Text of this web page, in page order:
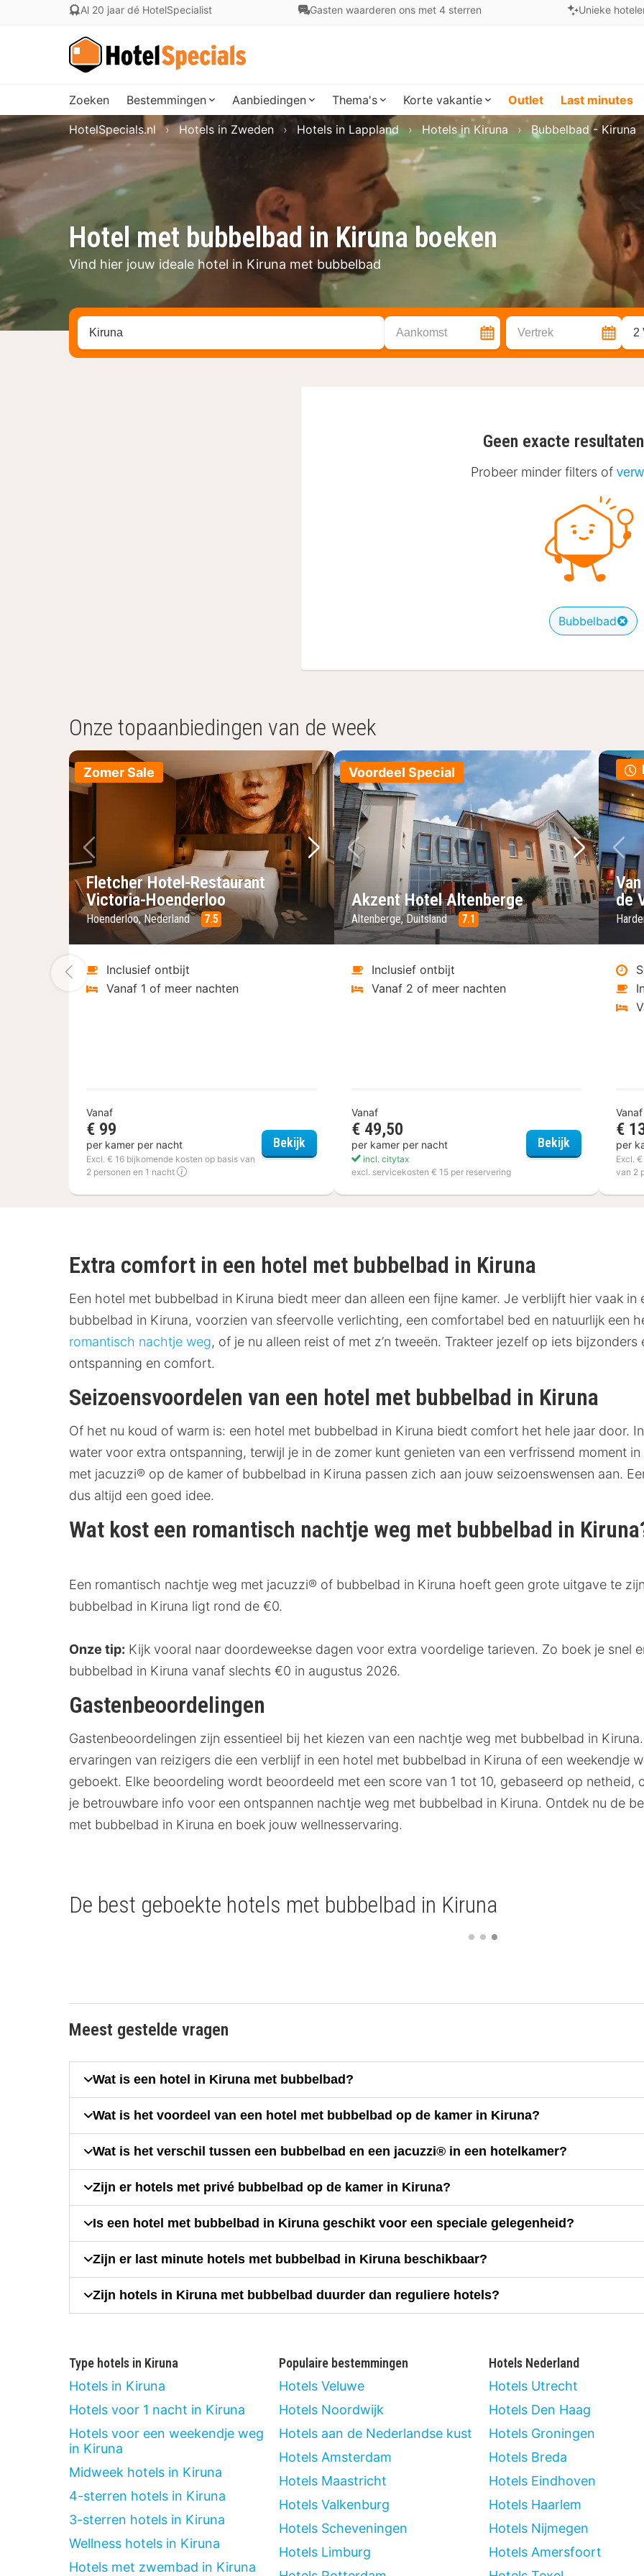
Al 20 jaar dé HotelSpecialist Gasten waarderen ons met 4 sterren Unieke
Zoeken Bestemmingen Aanbiedingen Thema's Korte vakantie Outlet Last minutes
Hotel met bubbelbad in Kiruna boeken
Vind hier jouw ideale hotel in Kiruna met bubbelbad
HotelSpecials.nl Hotels in Zweden Hotels in Lappland Hotels in Kiruna Bubbelbad - Kiruna
Zoek op hotel, regio of stad Aankomst Vertrek 2
Geen exacte
Probeer minder filters of
Bubbelbad
Onze topaanbiedingen van de week
Zomer Sale
Vorige foto
Volgende foto
Fletcher Hotel-Restaurant
Victoria-Hoenderloo
Hoenderloo, Nederland 7.5
Inclusief ontbijt
Vanaf 1 of meer nachten
Vanaf
€ 99
per kamer per nacht
Excl. € 16 bijkomende kosten op basis van
2 personen en 1 nacht
BekijkFletcher Hotel-Restaurant Victoria-Hoenderloo
Voordeel Special
Vorige foto
Volgende
Akzent Hotel Altenberge
Altenberge, Duitsland 7.1
Inclusief ontbijt
Vanaf 2 of meer nachten
Vanaf
€ 49,50
per kamer per nacht
incl. citytax
excl. servicekosten € 15 per reservering
Bekijk Akzent
de
Vanaf
€
per
Excl.
van 2
Vorige foto
Extra comfort in een hotel met bubbelbad in Kiruna
Een hotel met bubbelbad in Kiruna biedt meer dan alleen een fijne kamer. Je verblijft hier vaak
bubbelbad in Kiruna, voorzien van sfeervolle verlichting, een comfortabel bed en natuurlijk een
romantisch nachtje weg, of je nu alleen reist of met z’n tweeën. Trakteer jezelf op iets
ontspanning en comfort.
Seizoensvoordelen van een hotel met bubbelbad in Kiruna
Of het nu koud of warm is: een hotel met bubbelbad in Kiruna biedt comfort het hele jaar door.
water voor extra ontspanning, terwijl je in de zomer kunt genieten van een verfrissend moment
met jacuzzi® op de kamer of bubbelbad in Kiruna passen zich aan jouw seizoenswensen aan.
dus altijd een goed idee.
Wat kost een romantisch nachtje weg met bubbelbad in
Een romantisch nachtje weg met jacuzzi® of bubbelbad in Kiruna hoeft geen grote uitgave te
bubbelbad in Kiruna ligt rond de €0.
Onze tip: Kijk vooral naar doordeweekse dagen voor extra voordelige tarieven. Zo boek je snel
bubbelbad in Kiruna vanaf slechts €0 in augustus 2026.
Gastenbeoordelingen
Gastenbeoordelingen zijn essentieel bij het kiezen van een nachtje weg met bubbelbad in
ervaringen van reizigers die een verblijf in een hotel met bubbelbad in Kiruna of een weekendje
geboekt. Elke beoordeling wordt beoordeeld met een score van 1 tot 10, gebaseerd op
je betrouwbare info voor een ontspannen nachtje weg met bubbelbad in Kiruna. Ontdek nu de
met bubbelbad in Kiruna en boek jouw wellnesservaring.
De best geboekte hotels met bubbelbad in Kiruna
Meest gestelde vragen
Wat is een hotel in Kiruna met bubbelbad?
Wat is het voordeel van een hotel met bubbelbad op de kamer in Kiruna?
Wat is het verschil tussen een bubbelbad en een jacuzzi® in een hotelkamer?
Zijn er hotels met privé bubbelbad op de kamer in Kiruna?
Is een hotel met bubbelbad in Kiruna geschikt voor een speciale gelegenheid?
Zijn er last minute hotels met bubbelbad in Kiruna beschikbaar?
Zijn hotels in Kiruna met bubbelbad duurder dan reguliere hotels?
Type hotels in Kiruna
Hotels in Kiruna
Hotels voor 1 nacht in Kiruna
Hotels voor een weekendje weg
in Kiruna
Midweek hotels in Kiruna
4-sterren hotels in Kiruna
3-sterren hotels in Kiruna
Wellness hotels in Kiruna
Hotels met zwembad in Kiruna
Populaire bestemmingen
Hotels Veluwe
Hotels Noordwijk
Hotels aan de Nederlandse kust
Hotels Amsterdam
Hotels Maastricht
Hotels Valkenburg
Hotels Scheveningen
Hotels Limburg
Hotels Nederland
Hotels Utrecht
Hotels Den Haag
Hotels Groningen
Hotels Breda
Hotels Eindhoven
Hotels Haarlem
Hotels Nijmegen
Hotels Amersfoort